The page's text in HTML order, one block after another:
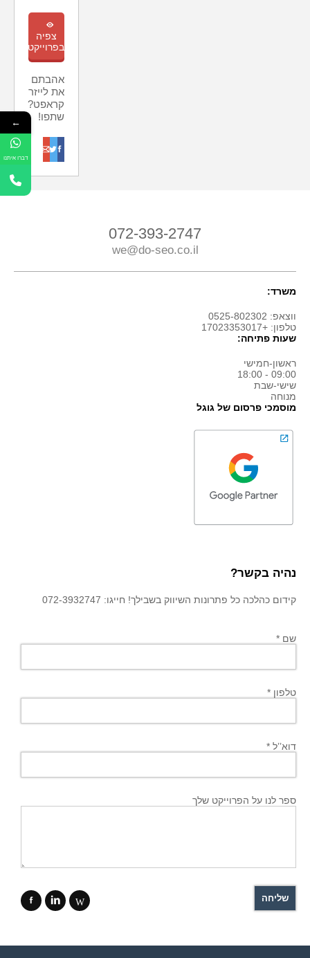
m
צפיה
בפרוייקט
אהבתם
את לייזר
קראפט?
שתפו!
f
t
o
072-393-2747
we@do-seo.co.il
משרד:
ווצאפ: 0525-802302
טלפון: +17023353017
שעות פתיחה:
ראשון-חמישי
09:00 - 18:00
שישי-שבת
מנוחה
מוסמכי פרסום של גוגל
נהיה בקשר?
קידום כהלכה כל פתרונות השיווק בשבילך! חייגו: 072-3932747
שם *
טלפון *
דוא’’ל *
ספר לנו על הפרוייקט שלך
f i W
←
דברו איתנו